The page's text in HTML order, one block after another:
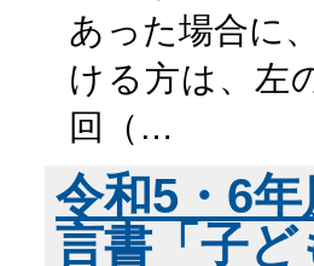
あった場合に
ける方は、左
回（…
令和5・6
言書「子